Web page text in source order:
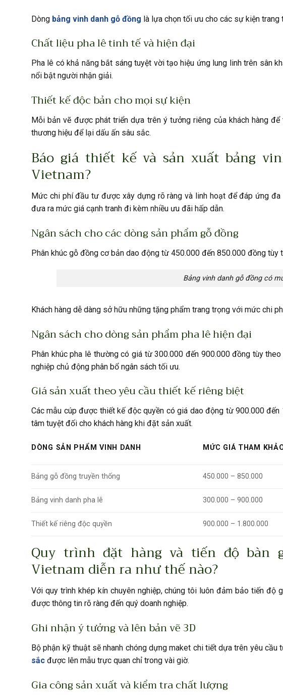
Dòng bảng vinh danh gỗ đồng là lựa chọn tối ưu cho các sự kiện trang
Chất liệu pha lê tinh tế và hiện đại
Pha lê có khả năng bắt sáng tuyệt vời tạo hiệu ứng lung linh trên sân
nổi bật người nhận giải.
Thiết kế độc bản cho mọi sự kiện
Mỗi bản vẽ được phát triển dựa trên ý tưởng riêng của khách hàng
thương hiệu để lại dấu ấn sâu sắc.
Báo giá thiết kế và sản xuất bảng
Vietnam?
Mức chi phí đầu tư được xây dựng rõ ràng và linh hoạt để đáp ứng đa
đưa ra mức giá cạnh tranh đi kèm nhiều ưu đãi hấp dẫn.
Ngân sách cho các dòng sản phẩm gỗ đồng
Phân khúc gỗ đồng cơ bản dao động từ 450.000 đến 850.000 đồng tùy
Bảng vinh danh gỗ đồng có
Khách hàng dễ dàng sở hữu những tặng phẩm trang trọng với mức chi
Ngân sách cho dòng sản phẩm pha lê hiện đại
Phân khúc pha lê thường có giá từ 300.000 đến 900.000 đồng tùy
nghiệp chủ động phân bổ ngân sách tối ưu.
Giá sản xuất theo yêu cầu thiết kế riêng biệt
Các mẫu cúp được thiết kế độc quyền có giá dao động từ 900.000
tâm tuyệt đối cho khách hàng khi đặt sản xuất.
DÒNG SẢN PHẨM VINH DANH MỨC GIÁ THAM
Bảng gỗ đồng truyền thống 450.000 – 850.000
Bảng vinh danh pha lê 300.000 – 900.000
Thiết kế riêng độc quyền 900.000 – 1.800.000
Quy trình đặt hàng và tiến độ bàn
Vietnam diễn ra như thế nào?
Với quy trình khép kín chuyên nghiệp, chúng tôi luôn đảm bảo tiến độ
được thông tin rõ ràng đến quý doanh nghiệp.
Ghi nhận ý tưởng và lên bản vẽ 3D
Bộ phận kỹ thuật sẽ nhanh chóng dựng maket chi tiết dựa trên yêu cầu
sắc được lên mẫu trực quan chỉ trong vài giờ.
Gia công sản xuất và kiểm tra chất lượng